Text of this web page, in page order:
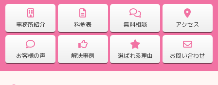
2025.09.25
【相続税申告】どんな事でも聞いて対応していただけま
した。
2025.09.25
【相続税申告】電話対応もこまめで心強かったです。
事務所紹介 料金表 無料相談 アクセス
お客様の声 解決事例 選ばれる理由 お問い合わせ